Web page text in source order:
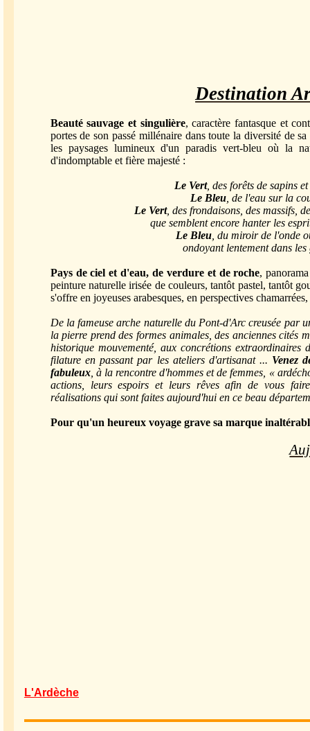
Destination
Beauté sauvage et singulière, caractère fantasque et
portes de son passé millénaire dans toute la diversité de
les paysages lumineux d'un paradis vert-bleu où la
d'indomptable et fière majesté :
Le Vert, des forêts de sapins
Le Bleu, de l'eau sur la
Le Vert, des frondaisons, des massifs,
que semblent encore hanter les
Le Bleu , du miroir de l'onde
ondoyant lentement dans
Pays de ciel et d'eau, de verdure et de roche,
peinture naturelle irisée de couleurs, tantôt pastel, tantôt
s'offre en joyeuses arabesques, en perspectives
De la fameuse arche naturelle du Pont-d'Arc creusée par
la pierre prend des formes animales, des anciennes cités
historique mouvementé, aux concrétions extraordinaires
filature en passant par les ateliers d'artisanat ... Venez
fabuleux, à la rencontre d'hommes et de femmes, «
actions, leurs espoirs et leurs rêves afin de vous
réalisations qui sont faites aujourd'hui en ce beau
Pour qu'un heureux voyage grave sa marque
L'Ardèche